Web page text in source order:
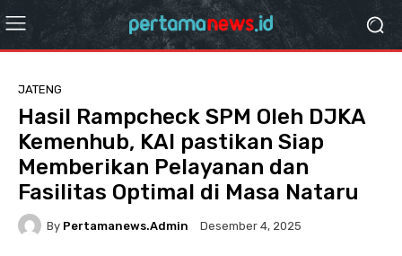
JATENG
Hasil Rampcheck SPM Oleh DJKA
Kemenhub, KAI pastikan Siap
Memberikan Pelayanan dan
Fasilitas Optimal di Masa Nataru
By Pertamanews.admin Desember 4, 2025